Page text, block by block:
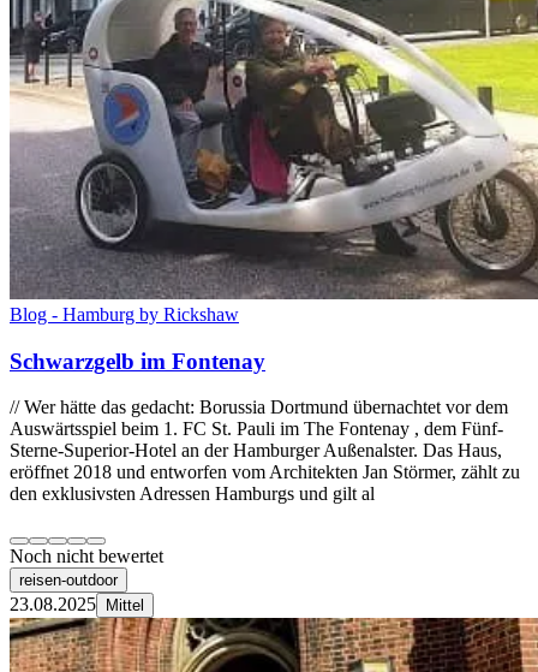
Blog - Hamburg by Rickshaw
Schwarzgelb im Fontenay
// Wer hätte das gedacht: Borussia Dortmund übernachtet vor dem
Auswärtsspiel beim 1. FC St. Pauli im The Fontenay , dem Fünf-
Sterne-Superior-Hotel an der Hamburger Außenalster. Das Haus,
eröffnet 2018 und entworfen vom Architekten Jan Störmer, zählt zu
den exklusivsten Adressen Hamburgs und gilt al
Noch nicht bewertet
reisen-outdoor
23.08.2025 Mittel